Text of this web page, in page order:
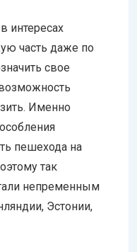
интересах
часть даже по
свое
Именно
пешехода на
так
непременным
Эстонии,